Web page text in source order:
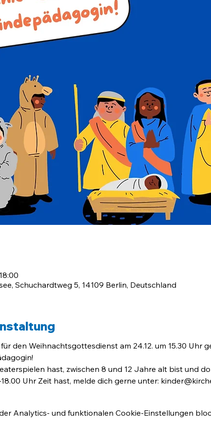
Schuchardtweg 5, 14109 Berlin, Deutschland
den Weihnachtsgottesdienst am 24.12. um 15.30 Uhr
hast, zwischen 8 und 12 Jahre alt bist und
18.00 Uhr Zeit hast, melde dich gerne unter:
Analytics- und funktionalen Cookie-Einstellungen